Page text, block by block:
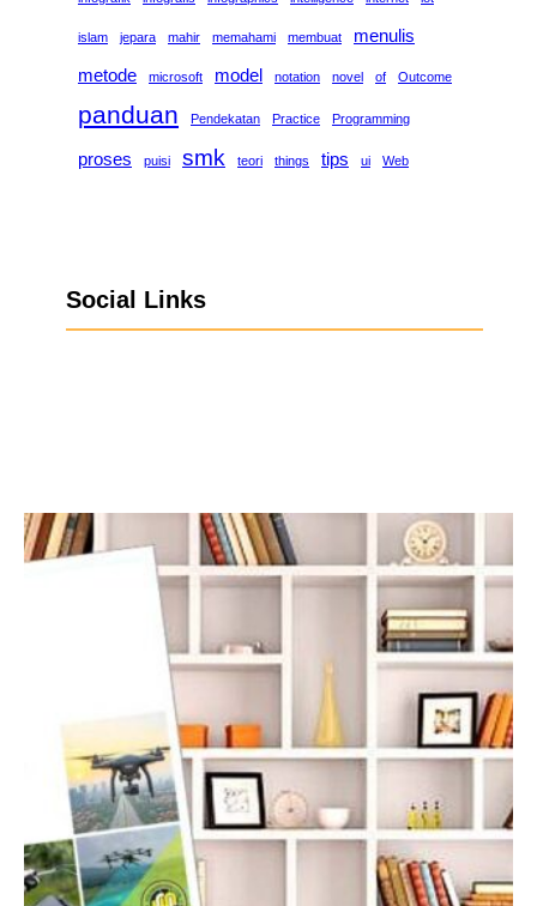
islam jepara mahir memahami membuat
menulis
metode
microsoft model notation novel of Outcome
panduan Pendekatan Practice Programming
proses puisi smk teori things tips ui Web
Social Links